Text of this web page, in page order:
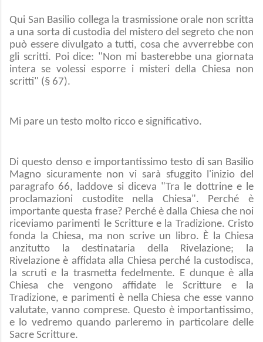
Qui San Basilio collega la trasmissione orale non scritta
a una sorta di custodia del mistero del segreto che non
può essere divulgato a tutti, cosa che avverrebbe con
gli scritti. Poi dice: "Non mi basterebbe una giornata
intera se volessi esporre i misteri della Chiesa non
scritti" (§ 67).
Mi pare un testo molto ricco e significativo.
Di questo denso e importantissimo testo di san Basilio
Magno sicuramente non vi sarà sfuggito l'inizio del
paragrafo 66, laddove si diceva "Tra le dottrine e le
proclamazioni custodite nella Chiesa". Perché è
importante questa frase? Perché è dalla Chiesa che noi
riceviamo parimenti le Scritture e la Tradizione. Cristo
fonda la Chiesa, ma non scrive un libro. È la Chiesa
anzitutto la destinataria della Rivelazione; la
Rivelazione è affidata alla Chiesa perché la custodisca,
la scruti e la trasmetta fedelmente. E dunque è alla
Chiesa che vengono affidate le Scritture e la
Tradizione, e parimenti è nella Chiesa che esse vanno
valutate, vanno comprese. Questo è importantissimo,
e lo vedremo quando parleremo in particolare delle
Sacre Scritture.